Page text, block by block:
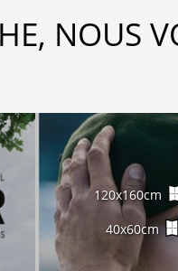
NOUS
120x160cm
40x60cm